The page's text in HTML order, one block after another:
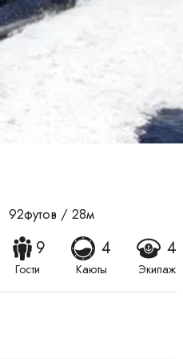
92футов / 28м
9
Гости
4
Каюты
4
Экипаж